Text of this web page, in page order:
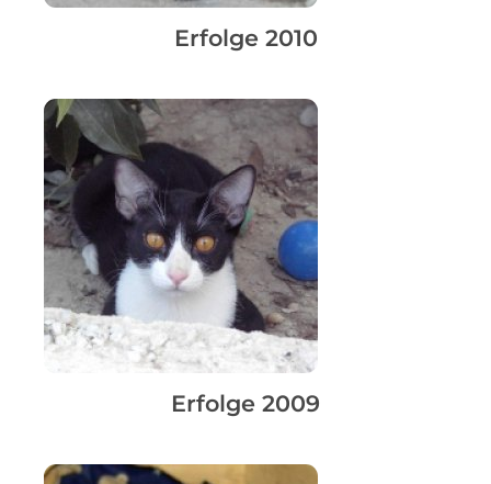
Erfolge 2010
Erfolge 2009